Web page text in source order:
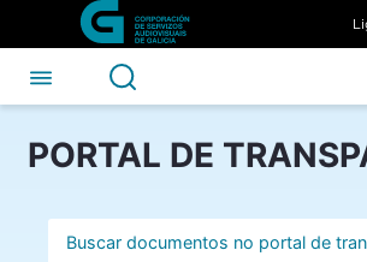
Skip to Main Content
INCOMBUSTIBLES
PORTAL DE
Barra de busca